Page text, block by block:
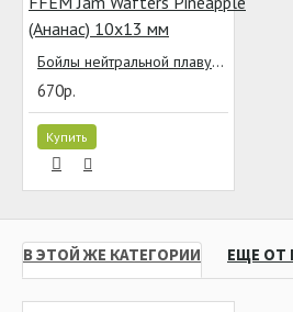
Бойлы нейтральной плавучести FFEM Jam Wafters Pineapple (Ананас) 10x13 мм
670р.
Купить
В ЭТОЙ ЖЕ КАТЕГОРИИ ЕЩЕ ОТ